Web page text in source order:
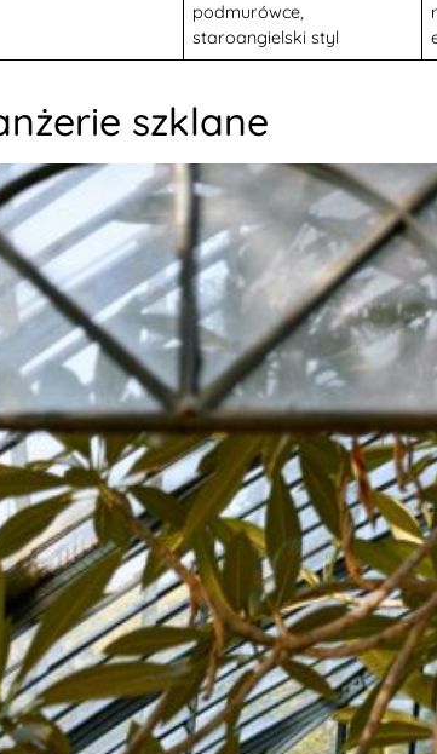
podmurówce,
staroangielski styl
szklane